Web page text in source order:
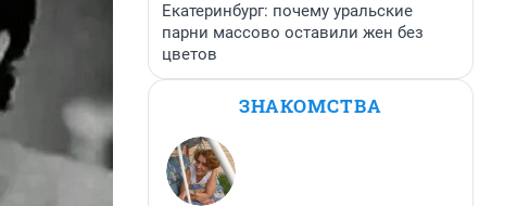
Екатеринбург: почему уральские
парни массово оставили жен без
цветов
ЗНАКОМСТВА